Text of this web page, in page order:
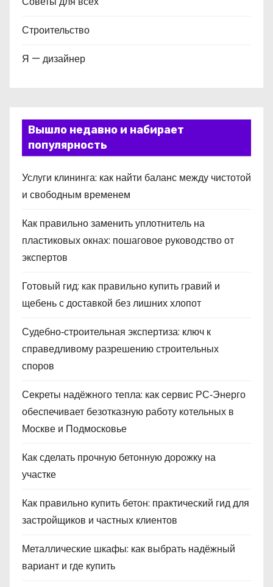
Строительство
Я — дизайнер
Вышло недавно и набирает
популярность
Услуги клининга: как найти баланс между чистотой
и свободным временем
Как правильно заменить уплотнитель на
пластиковых окнах: пошаговое руководство от
экспертов
Готовый гид: как правильно купить гравий и
щебень с доставкой без лишних хлопот
Судебно‑строительная экспертиза: ключ к
справедливому разрешению строительных
споров
Секреты надёжного тепла: как сервис РС‑Энерго
обеспечивает безотказную работу котельных в
Москве и Подмосковье
Как сделать прочную бетонную дорожку на
участке
Как правильно купить бетон: практический гид для
застройщиков и частных клиентов
Металлические шкафы: как выбрать надёжный
вариант и где купить